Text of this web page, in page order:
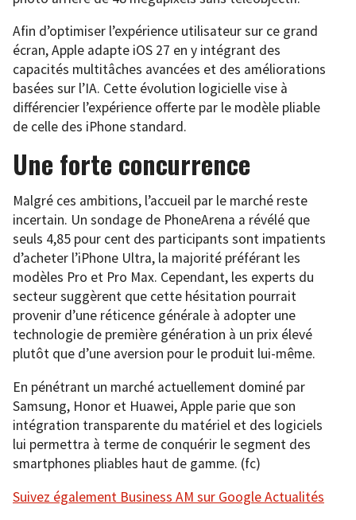
Afin d’optimiser l’expérience utilisateur sur ce grand
écran, Apple adapte iOS 27 en y intégrant des
capacités multitâches avancées et des améliorations
basées sur l’IA. Cette évolution logicielle vise à
différencier l’expérience offerte par le modèle pliable
de celle des iPhone standard.
Une forte concurrence
Malgré ces ambitions, l’accueil par le marché reste
incertain. Un sondage de PhoneArena a révélé que
seuls 4,85 pour cent des participants sont impatients
d’acheter l’iPhone Ultra, la majorité préférant les
modèles Pro et Pro Max. Cependant, les experts du
secteur suggèrent que cette hésitation pourrait
provenir d’une réticence générale à adopter une
technologie de première génération à un prix élevé
plutôt que d’une aversion pour le produit lui-même.
En pénétrant un marché actuellement dominé par
Samsung, Honor et Huawei, Apple parie que son
intégration transparente du matériel et des logiciels
lui permettra à terme de conquérir le segment des
smartphones pliables haut de gamme. (fc)
Suivez également Business AM sur Google Actualités